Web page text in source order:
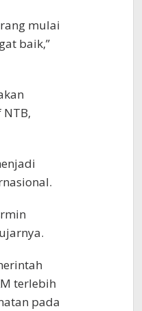
mulai
baik,”
terlebih
pada